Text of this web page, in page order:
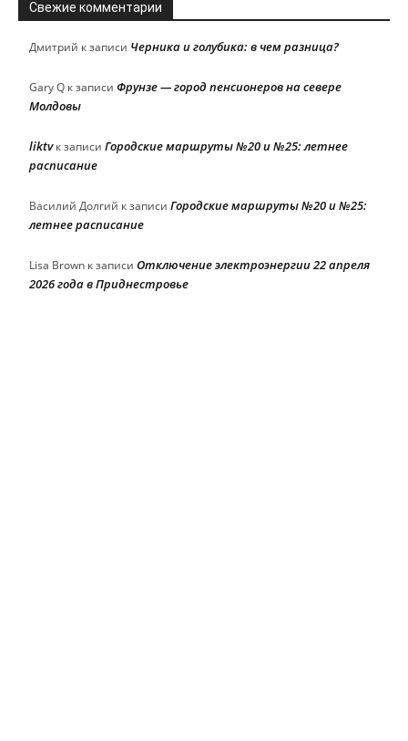
Свежие комментарии
Дмитрий к записи Черника и голубика: в чем разница?
Gary Q к записи Фрунзе — город пенсионеров на севере
Молдовы
liktvк записи Городские маршруты №20 и №25: летнее
расписание
Василий Долгий к записи Городские маршруты №20 и №25:
летнее расписание
Lisa Brown к записи Отключение электроэнергии 22 апреля
2026 года в Приднестровье